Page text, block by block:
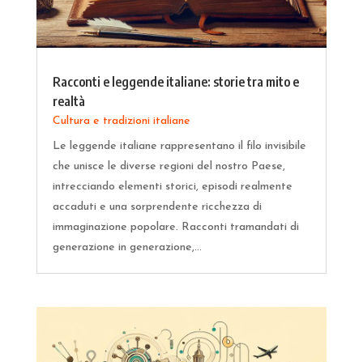
Racconti e leggende italiane: storie tra mito e
realtà
Cultura e tradizioni italiane
Le leggende italiane rappresentano il filo invisibile
che unisce le diverse regioni del nostro Paese,
intrecciando elementi storici, episodi realmente
accaduti e una sorprendente ricchezza di
immaginazione popolare. Racconti tramandati di
generazione in generazione,...